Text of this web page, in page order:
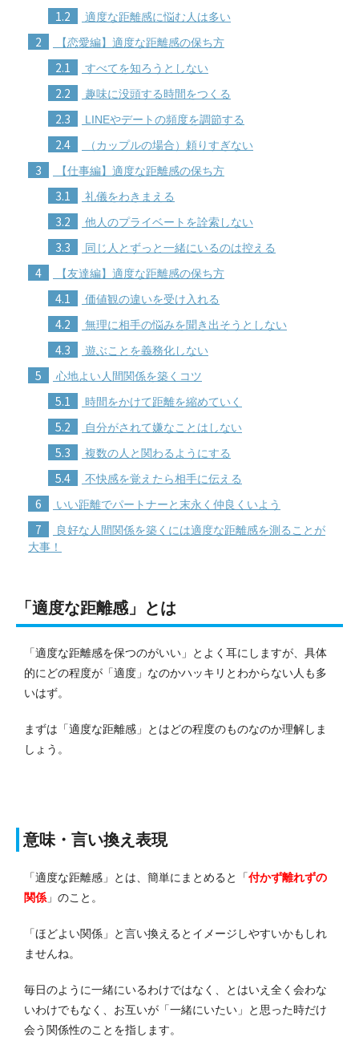
1.2 適度な距離感に悩む人は多い
2 【恋愛編】適度な距離感の保ち方
2.1 すべてを知ろうとしない
2.2 趣味に没頭する時間をつくる
2.3 LINEやデートの頻度を調節する
2.4 （カップルの場合）頼りすぎない
3 【仕事編】適度な距離感の保ち方
3.1 礼儀をわきまえる
3.2 他人のプライベートを詮索しない
3.3 同じ人とずっと一緒にいるのは控える
4 【友達編】適度な距離感の保ち方
4.1 価値観の違いを受け入れる
4.2 無理に相手の悩みを聞き出そうとしない
4.3 遊ぶことを義務化しない
5 心地よい人間関係を築くコツ
5.1 時間をかけて距離を縮めていく
5.2 自分がされて嫌なことはしない
5.3 複数の人と関わるようにする
5.4 不快感を覚えたら相手に伝える
6 いい距離でパートナーと末永く仲良くいよう
7
良好な人間関係を築くには適度な距離感を測ることが
大事！
「適度な距離感」とは
「適度な距離感を保つのがいい」とよく耳にしますが、具体
的にどの程度が「適度」なのかハッキリとわからない人も多
いはず。
まずは「適度な距離感」とはどの程度のものなのか理解しま
しょう。
意味・言い換え表現
「適度な距離感」とは、簡単にまとめると「付かず離れずの
関係 」のこと。
「ほどよい関係」と言い換えるとイメージしやすいかもしれ
ませんね。
毎日のように一緒にいるわけではなく、とはいえ全く会わな
いわけでもなく、お互いが「一緒にいたい」と思った時だけ
会う関係性のことを指します。